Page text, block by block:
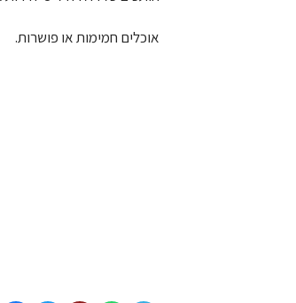
אוכלים חמימות או פושרות.